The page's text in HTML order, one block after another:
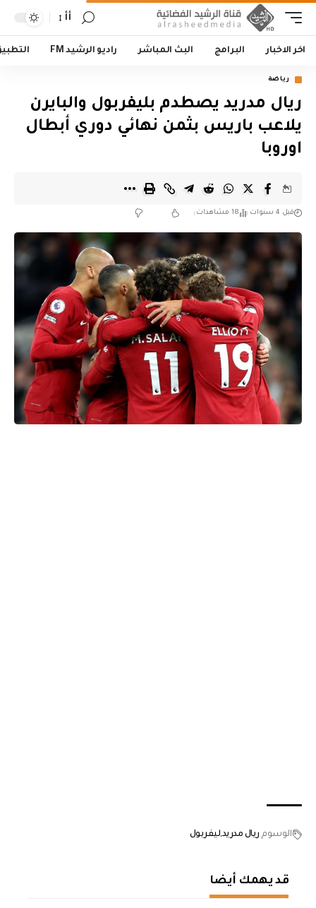
أأ
اخر الاخبار البرامج البث المباشر راديو الرشيد FM
رياضة
ريال مدريد يصطدم بليفربول والبايرن
يلاعب باريس بثمن نهائي دوري أبطال
اوروبا
قبل 4 سنوات 18 مشاهدات
الوسوم ريال مدريدليفربول
قد يهمك أيضا